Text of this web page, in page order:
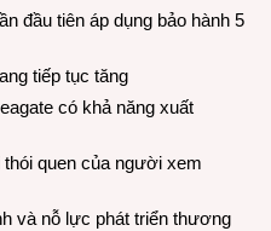
đầu tiên áp dụng bảo hành 5
tiếp tục tăng
có khả năng xuất
quen của người xem
và nỗ lực phát triển thương